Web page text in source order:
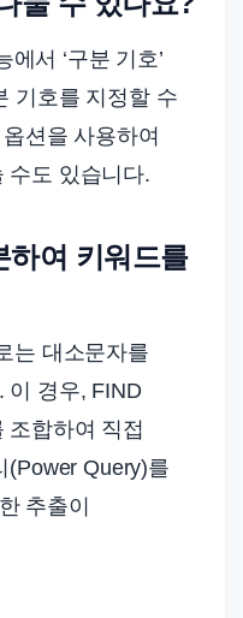
에서 ‘구분 기호’
기호를 지정할 수
션을 사용하여
수도 있습니다.
하여 키워드를
는 대소문자를
이 경우, FIND
조합하여 직접
(Power Query)를
추출이